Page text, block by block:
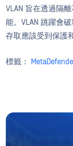
VLAN 旨在透過隔
能。VLAN 跳躍會
存取應該受到保護
標籤：